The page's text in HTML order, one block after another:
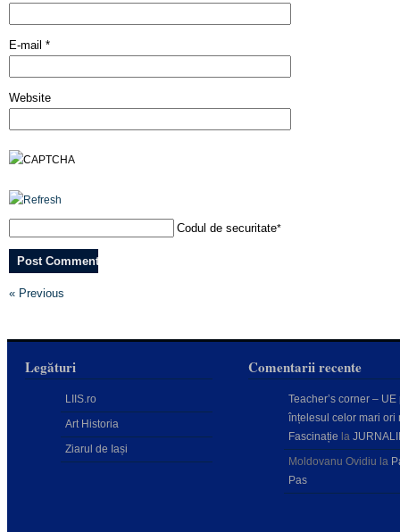
E-mail *
Website
Codul de securitate*
« Previous
Legături
LIIS.ro
Art Historia
Ziarul de Iași
Comentarii recente
Teacher’s corner – UE
înțelesul celor mari ori
Fascinație la
Moldovanu Ovidiu la
Pas